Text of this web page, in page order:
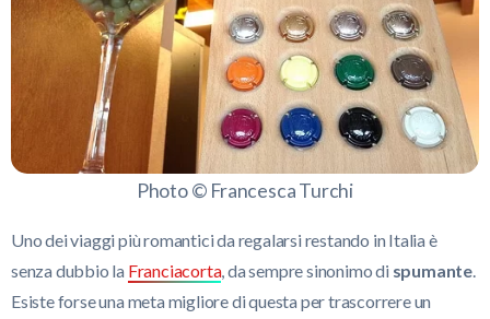
Photo © Francesca Turchi
Uno dei viaggi più romantici da regalarsi restando in Italia è
senza dubbio la Franciacorta, da sempre sinonimo di spumante
Esiste forse una meta migliore di questa per trascorrere un